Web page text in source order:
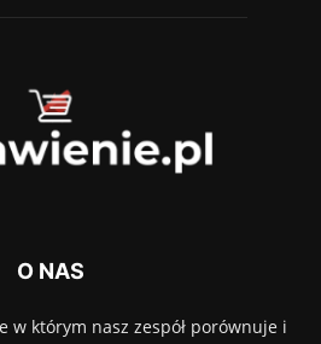
O NAS
w którym nasz zespół porównuje i